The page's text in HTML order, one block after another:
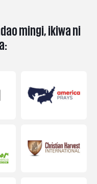
mingi, ikiwa ni